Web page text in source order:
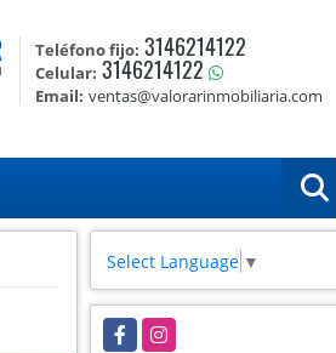
Teléfono fijo: 3146214122
Celular: 3146214122
Email: ventas@valorarinmobiliaria.com
Select Language ▼
FacebookInstagram